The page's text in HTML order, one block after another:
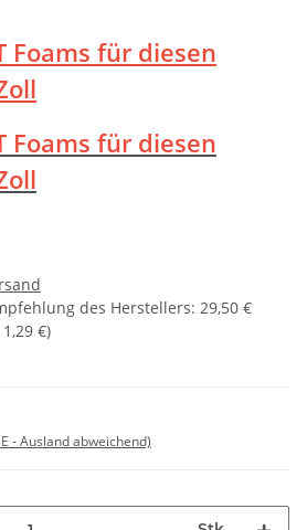
Foams für diesen
Foams für diesen
des Herstellers: 29,50 €
1,29 €)
- Ausland abweichend)